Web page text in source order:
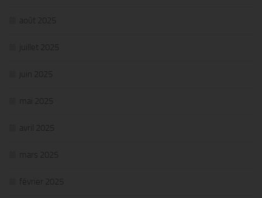
août 2025
juillet 2025
juin 2025
mai 2025
avril 2025
mars 2025
février 2025